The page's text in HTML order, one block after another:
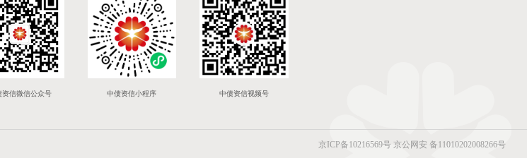
资信微信公众号 中债资信小程序 中债资信视频号
京ICP备10216569号 京公网安 备11010202008266号